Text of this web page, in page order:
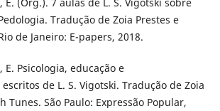
Tradução de Zoia Prestes e
de Janeiro: E-papers, 2018.
E. Psicologia, educação e
de L. S. Vigotski. Tradução de Zoia
Tunes. São Paulo: Expressão Popular,